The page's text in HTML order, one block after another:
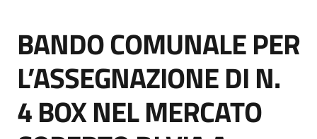
BANDO COMUNALE PER
L’ASSEGNAZIONE DI N.
4 BOX NEL MERCATO